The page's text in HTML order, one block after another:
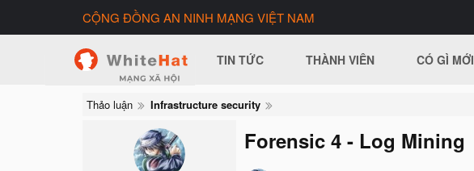
CỘNG ĐỒNG AN NINH MẠNG VIỆT NAM
TIN TỨC THÀNH VIÊN CÓ GÌ MỚI
Thảo luận Infrastructure security
Forensic 4 - Log Mining